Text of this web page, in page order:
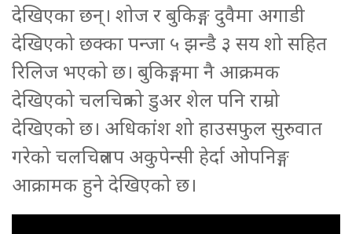
देखिएका छन्। शोज र बुकिङ्ग दुवैमा अगाडी
देखिएको छक्का पन्जा ५ झन्डै ३ सय शो सहित
रिलिज भएको छ। बुकिङ्गमा नै आक्रमक
देखिएको चलचित्रको डुअर शेल पनि राम्रो
देखिएको छ। अधिकांश शो हाउसफुल सुरुवात
गरेको चलचित्रलप अकुपेन्सी हेर्दा ओपनिङ्ग
आक्रामक हुने देखिएको छ।